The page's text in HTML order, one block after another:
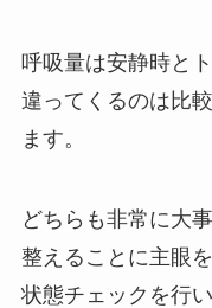
呼吸量は安静時と
違ってくるのは比
ます。
どちらも非常に大
整えることに主眼
状態チェックを行